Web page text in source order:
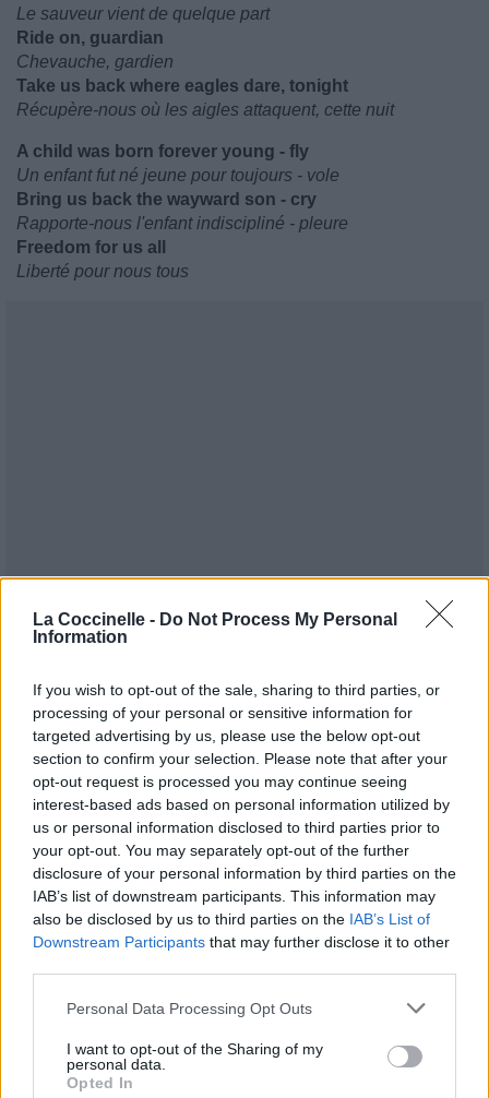
La Coccinelle - Do Not Process My Personal
Information
If you wish to opt-out of the sale, sharing to third parties, or
processing of your personal or sensitive information for
targeted advertising by us, please use the below opt-out
section to confirm your selection. Please note that after your
opt-out request is processed you may continue seeing
interest-based ads based on personal information utilized by
us or personal information disclosed to third parties prior to
your opt-out. You may separately opt-out of the further
disclosure of your personal information by third parties on the
IAB’s list of downstream participants. This information may
also be disclosed by us to third parties on the IAB’s List of
Downstream Participants that may further disclose it to other
Personal Data Processing Opt Outs
I want to opt-out of the Sharing of my
personal data.
Opted In
Le sauveur vient de quelque part
Ride on, guardian
Chevauche, gardien
Take us back where eagles dare, tonight
Récupère-nous où les aigles attaquent, cette nuit
A child was born forever young - fly
Un enfant fut né jeune pour toujours - vole
Bring us back the wayward son - cry
Rapporte-nous l'enfant indiscipliné - pleure
Freedom for us all
Liberté pour nous tous
Publié parHephakreator 9677 3 3 4 le 22 août 2013
à 23h10.
Chanteurs :
Freedom Call
Albums : Stairway to Fairyland
Paroles + Traduction Téléchargement
Vidéos
Commentaires
Pour prolonger le plaisir musical :